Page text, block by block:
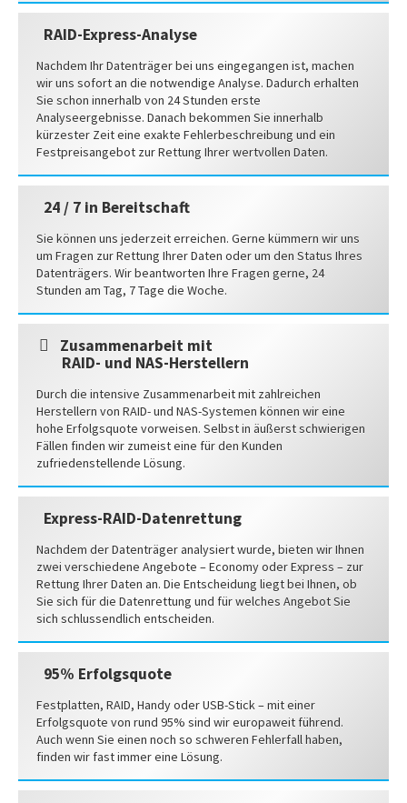
RAID-Express-Analyse
Nachdem Ihr Datenträger bei uns eingegangen ist, machen
wir uns sofort an die notwendige Analyse. Dadurch erhalten
Sie schon innerhalb von 24 Stunden erste
Analyseergebnisse. Danach bekommen Sie innerhalb
kürzester Zeit eine exakte Fehlerbeschreibung und ein
Festpreisangebot zur Rettung Ihrer wertvollen Daten.
24 / 7 in Bereitschaft
Sie können uns jederzeit erreichen. Gerne kümmern wir uns
um Fragen zur Rettung Ihrer Daten oder um den Status Ihres
Datenträgers. Wir beantworten Ihre Fragen gerne, 24
Stunden am Tag, 7 Tage die Woche.
Zusammenarbeit mit
RAID- und NAS-Herstellern
Durch die intensive Zusammenarbeit mit zahlreichen
Herstellern von RAID- und NAS-Systemen können wir eine
hohe Erfolgsquote vorweisen. Selbst in äußerst schwierigen
Fällen finden wir zumeist eine für den Kunden
zufriedenstellende Lösung.
Express-RAID-Datenrettung
Nachdem der Datenträger analysiert wurde, bieten wir Ihnen
zwei verschiedene Angebote – Economy oder Express – zur
Rettung Ihrer Daten an. Die Entscheidung liegt bei Ihnen, ob
Sie sich für die Datenrettung und für welches Angebot Sie
sich schlussendlich entscheiden.
95% Erfolgsquote
Festplatten, RAID, Handy oder USB-Stick – mit einer
Erfolgsquote von rund 95% sind wir europaweit führend.
Auch wenn Sie einen noch so schweren Fehlerfall haben,
finden wir fast immer eine Lösung.